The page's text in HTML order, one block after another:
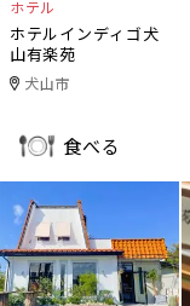
ホテル
ホテルインディゴ犬
山有楽苑
犬山市
食べる